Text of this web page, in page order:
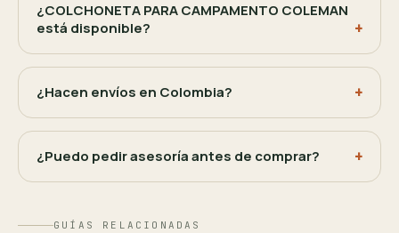
¿COLCHONETA PARA CAMPAMENTO COLEMAN
está disponible?
¿Hacen envíos en Colombia?
¿Puedo pedir asesoría antes de comprar?
GUÍAS RELACIONADAS